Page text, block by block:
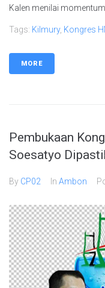
Kalen menilai momentum
Tags: Kilmury, Kongres
MORE
Pembukaan
Soesatyo
By CP02 In Ambon